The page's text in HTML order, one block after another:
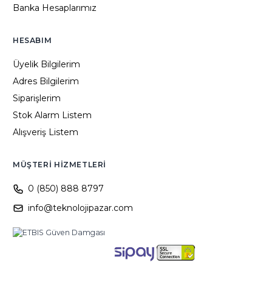
Banka Hesaplarımız
HESABIM
Üyelik Bilgilerim
Adres Bilgilerim
Siparişlerim
Stok Alarm Listem
Alışveriş Listem
MÜŞTERI HIZMETLERI
0 (850) 888 8797
info@teknolojipazar.com